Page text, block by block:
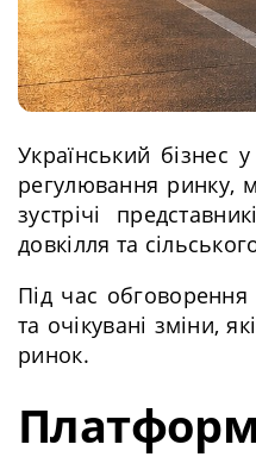
Український бізнес
регулювання ринку,
зустрічі
довкілля та
Під час обговорення
та очікувані зміни,
ринок.